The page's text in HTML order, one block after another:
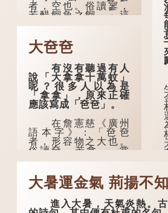
者，空也。俗讀寥，
若醋餾魚之餾。」這
個字在古代已經出
《說文》注本中，
「寥」是「廫」的篆
虛。如《列仙傳·安期
先生》載琊阜老人故
事，以「寥寥安期，
虛質高清」形容空虛
無所事事。
大夿夿
有沒有聽過有人
說「大拿拿十萬蚊」
呢？很多人以為是
「拿拿」，原來正確
應該寫成「夿夿」。
在詹憲慈《廣州
語本字》：「夿夿
者，形容物之大也。
俗讀夿，若拿……常
語有曰『一個銀錢大
「夿」形容大，
「一個銀錢大夿
夿」，就形容金錢數
大暑運金氣 荊揚不
進入大暑，天氣炎熱。古